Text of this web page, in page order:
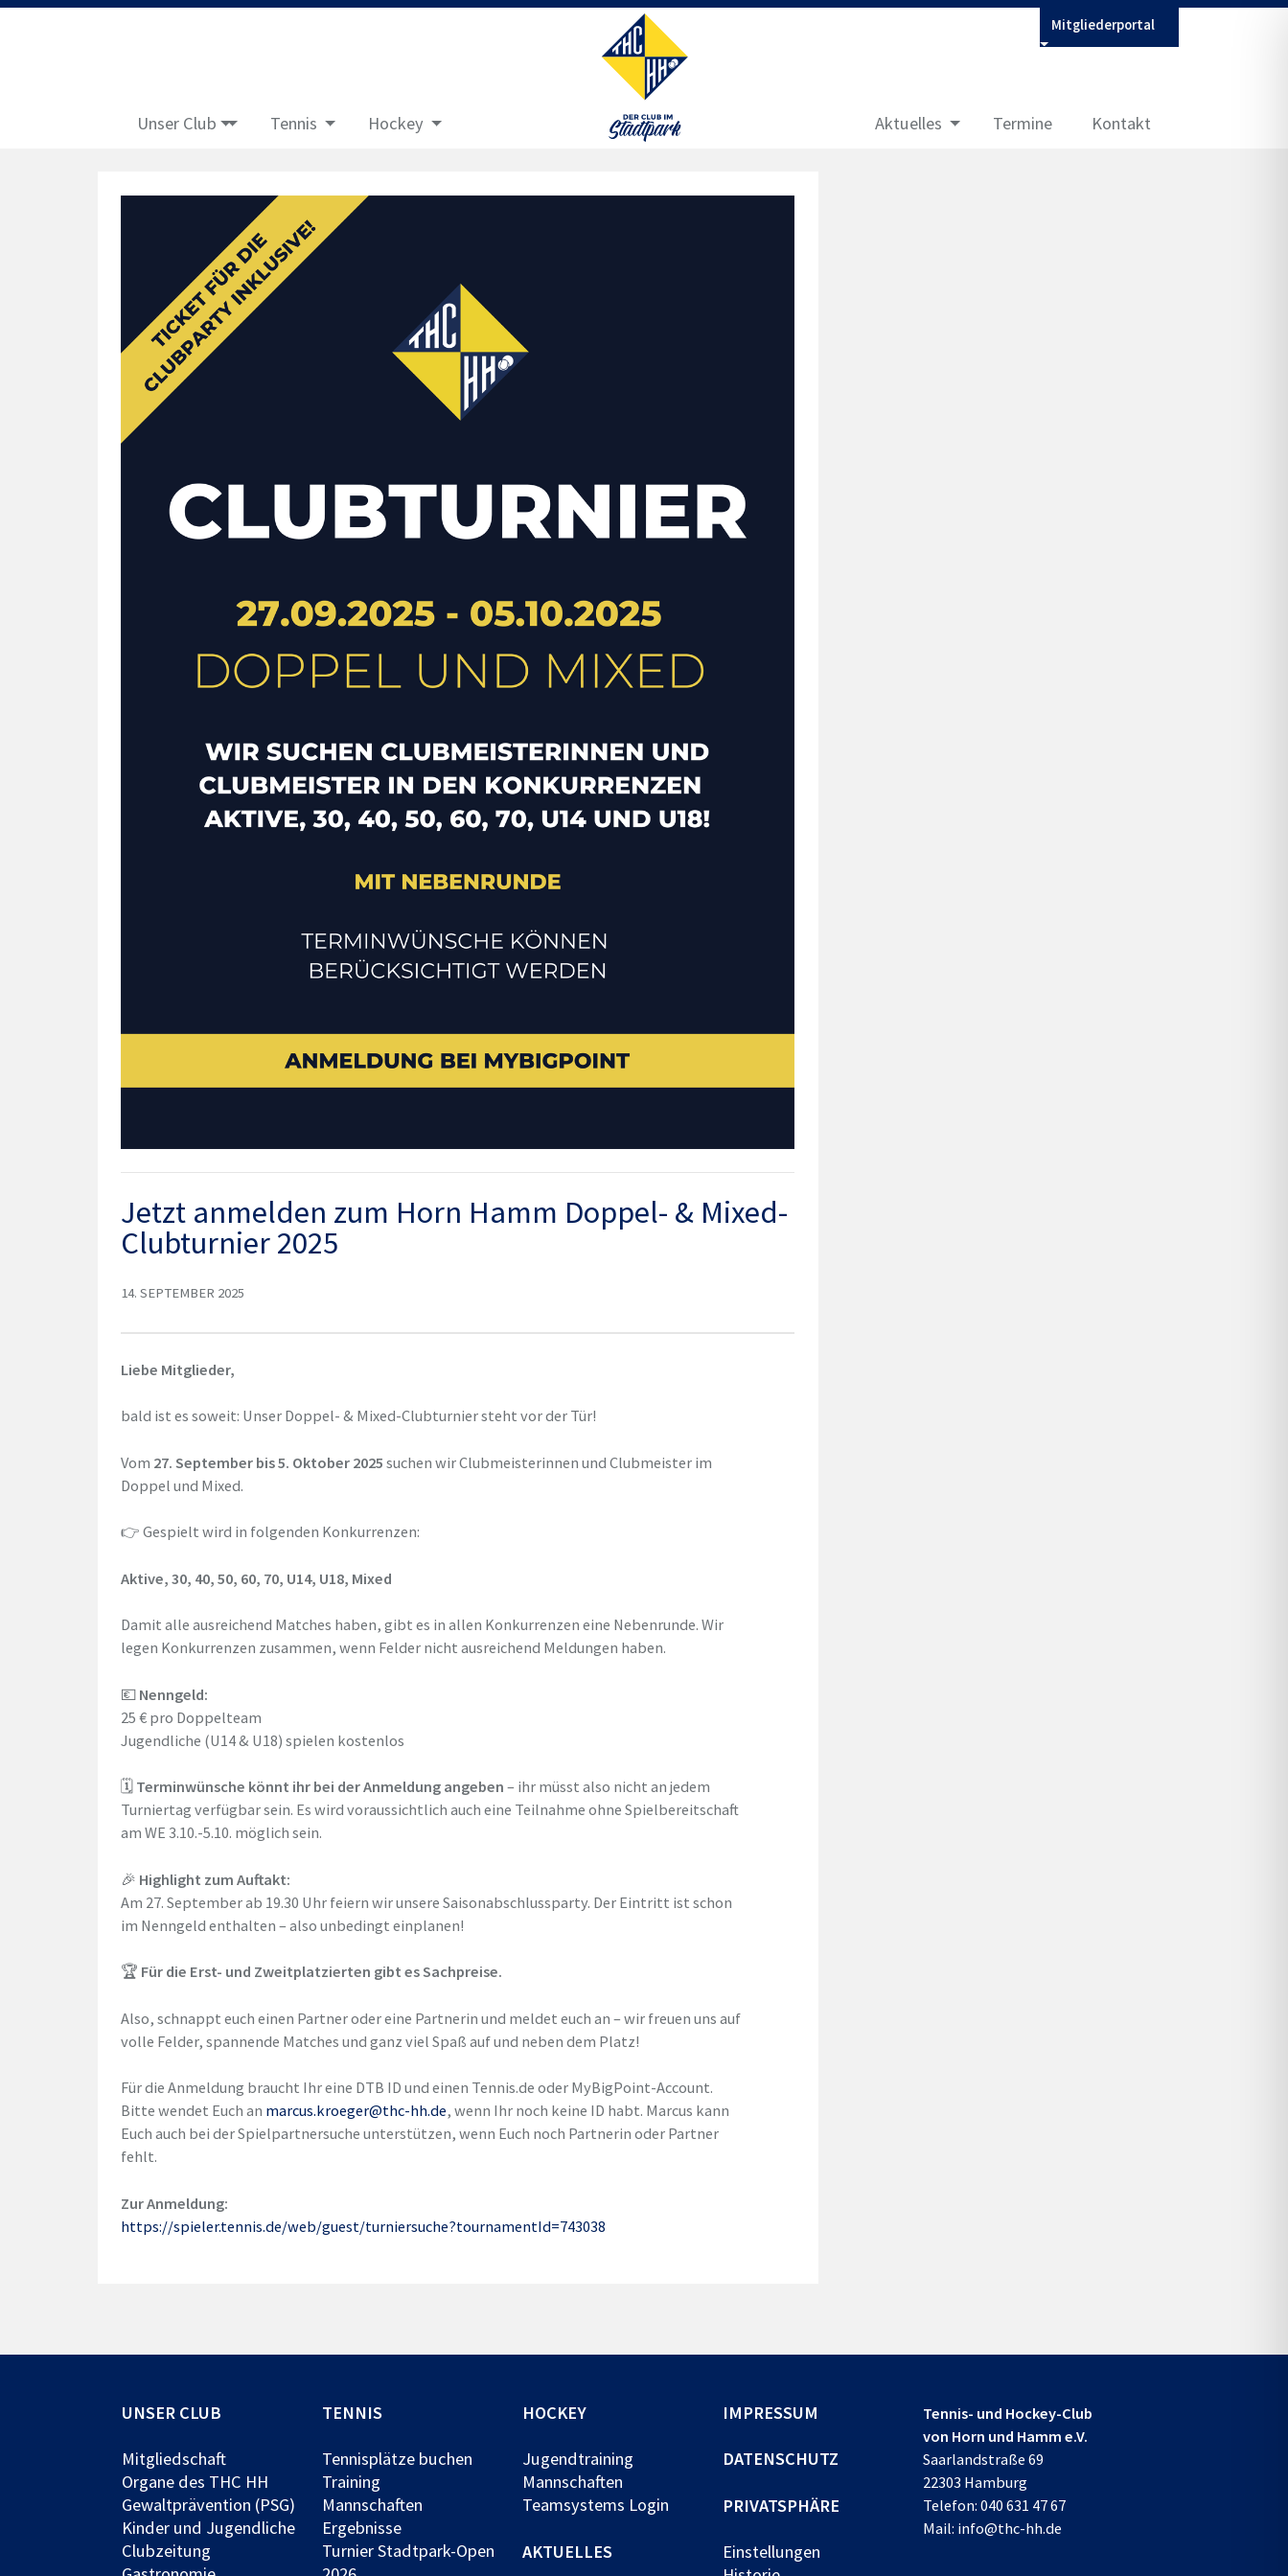
Unser Club Tennis Hockey
Mitgliederportal
Aktuelles Termine Kontakt
Jetzt anmelden zum Horn Hamm Doppel- & Mixed-
Clubturnier 2025
14. SEPTEMBER 2025
Liebe Mitglieder,
bald ist es soweit: Unser Doppel- & Mixed-Clubturnier steht vor der Tür!
Vom 27. September bis 5. Oktober 2025 suchen wir Clubmeisterinnen und Clubmeister im
Doppel und Mixed.
👉 Gespielt wird in folgenden Konkurrenzen:
Aktive, 30, 40, 50, 60, 70, U14, U18, Mixed
Damit alle ausreichend Matches haben, gibt es in allen Konkurrenzen eine Nebenrunde. Wir
legen Konkurrenzen zusammen, wenn Felder nicht ausreichend Meldungen haben.
💶 Nenngeld:
25 € pro Doppelteam
Jugendliche (U14 & U18) spielen kostenlos
🗓 Terminwünsche könnt ihr bei der Anmeldung angeben – ihr müsst also nicht an jedem
Turniertag verfügbar sein. Es wird voraussichtlich auch eine Teilnahme ohne Spielbereitschaft
am WE 3.10.-5.10. möglich sein.
🎉 Highlight zum Auftakt:
Am 27. September ab 19.30 Uhr feiern wir unsere Saisonabschlussparty. Der Eintritt ist schon
im Nenngeld enthalten – also unbedingt einplanen!
🏆 Für die Erst- und Zweitplatzierten gibt es Sachpreise.
Also, schnappt euch einen Partner oder eine Partnerin und meldet euch an – wir freuen uns auf
volle Felder, spannende Matches und ganz viel Spaß auf und neben dem Platz!
Für die Anmeldung braucht Ihr eine DTB ID und einen Tennis.de oder MyBigPoint-Account.
Bitte wendet Euch an marcus.kroeger@thc-hh.de, wenn Ihr noch keine ID habt. Marcus kann
Euch auch bei der Spielpartnersuche unterstützen, wenn Euch noch Partnerin oder Partner
fehlt.
Zur Anmeldung:
https://spieler.tennis.de/web/guest/turniersuche?tournamentId=743038
UNSER CLUB
Mitgliedschaft
Organe des THC HH
Gewaltprävention (PSG)
Kinder und Jugendliche
Clubzeitung
TENNIS
Tennisplätze buchen
Training
Mannschaften
Ergebnisse
Turnier Stadtpark-Open
HOCKEY
Jugendtraining
Mannschaften
Teamsystems Login
AKTUELLES
IMPRESSUM
DATENSCHUTZ
PRIVATSPHÄRE
Einstellungen
Tennis- und Hockey-Club
von Horn und Hamm e.V.
Saarlandstraße 69
22303 Hamburg
Telefon:040 631 47 67
Mail: info@thc-hh.de